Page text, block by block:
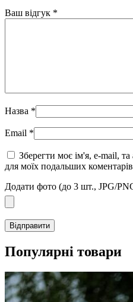
Ваш відгук *
Назва *
Email *
Зберегти моє ім'я, e-mail, та
для моїх подальших
Додати фото (до 3 шт., JPG/
Популярні товари